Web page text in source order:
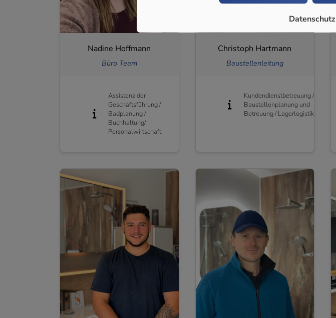
Nadine Hoffmann
Büro Team
Assistenz der
Geschäftsführung /
Badplanung /
Buchhaltung/
Personalwirtschaft
Christoph Hartmann
Baustellenleitung
Kundendienstbetreuung /
Baustellenplanung und
Betreuung / Lagerlogistik
Datenschutz